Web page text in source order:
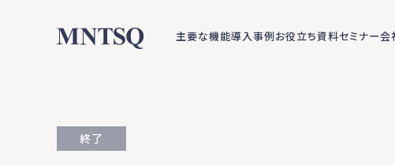
主要な機能導入事例お役立ち資料セミナー会
終了